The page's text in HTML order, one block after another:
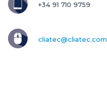
+34 91 710 9759
cliatec@cliatec.com